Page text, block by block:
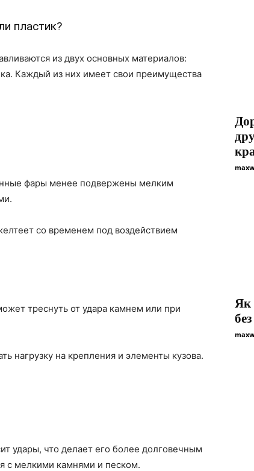
пластик?
из двух основных материалов:
Каждый из них имеет свои преимущества
фары менее подвержены мелким
со временем под воздействием
треснуть от удара камнем или при
нагрузку на крепления и элементы кузова.
удары, что делает его более долговечным
с мелкими камнями и песком.
Як